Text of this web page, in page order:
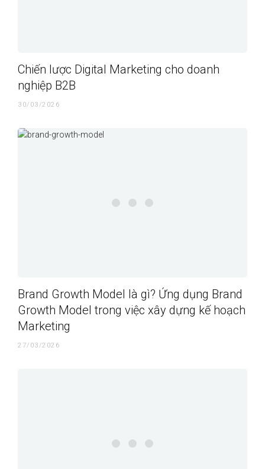
Chiến lược Digital Marketing cho doanh
nghiệp B2B
30/03/2026
Brand Growth Model là gì? Ứng dụng Brand
Growth Model trong việc xây dựng kế hoạch
Marketing
27/03/2026